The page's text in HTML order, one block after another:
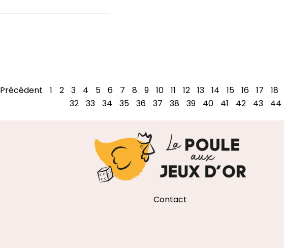
Précédent 1 2 3 4 5 6 7 8 9 10 11 12 13 14 15 16 17 18
32 33 34 35 36 37 38 39 40 41 42 43 44
Contact